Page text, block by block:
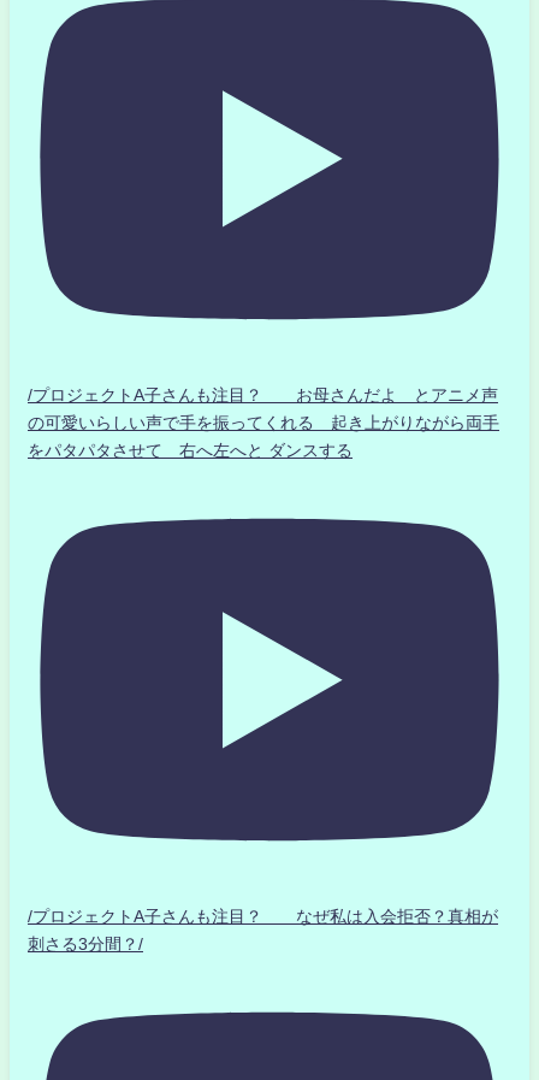
/プロジェクトA子さんも注目？ お母さんだよ とアニメ声
の可愛いらしい声で手を振ってくれる 起き上がりながら両手
をパタパタさせて 右へ左へと ダンスする
/プロジェクトA子さんも注目？ なぜ私は入会拒否？真相が
刺さる3分間？/